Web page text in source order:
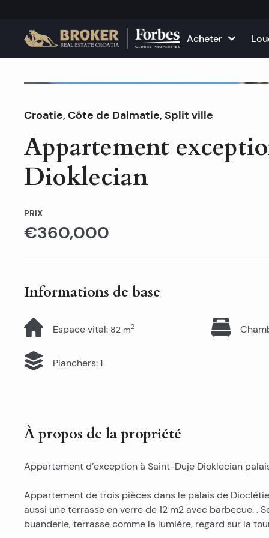
Acheter
Maisons et villas
Appartements
Terrains
Projets
Toutes les
Maisons et
Croatie,Côte de Dalmatie,Split ville
Appartement
Dioklecian
PRIX
€360,000
Informations de base
Espace vital: 82 m2
Planchers: 1
À propos de la propriété
Appartement d’exception à Saint-Duje Dioklecian
Appartement de trois pièces dans le palais de
aussi une terrasse en verre de 12 m2 avec barbecue. .
buanderie, terrasse comme la lumière, regard sur la